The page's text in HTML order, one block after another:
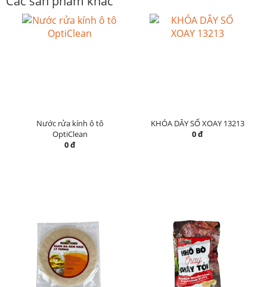
Nước rửa kính ô tô
OptiClean
0 đ
KHÓA DÂY SỐ XOAY 13213
0 đ